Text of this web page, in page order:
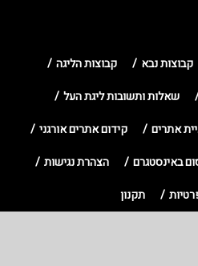
קבוצות נבא
קבוצות הליגה
שאלות ותשובות ליגת העל
אתרים
קידום אתרים אורגני
באינסטגרם
הצהרת נגישות
תקנון